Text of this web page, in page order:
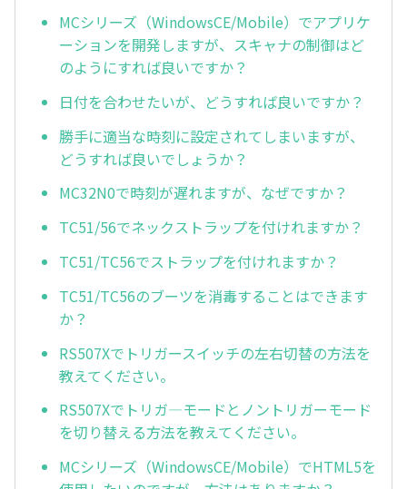
MCシリーズ（WindowsCE/Mobile）でアプリケ
ーションを開発しますが、スキャナの制御はど
のようにすれば良いですか？
日付を合わせたいが、どうすれば良いですか？
勝手に適当な時刻に設定されてしまいますが、
どうすれば良いでしょうか？
MC32N0で時刻が遅れますが、なぜですか？
TC51/56でネックストラップを付けれますか？
TC51/TC56でストラップを付けれますか？
TC51/TC56のブーツを消毒することはできます
か？
RS507Xでトリガースイッチの左右切替の方法を
教えてください。
RS507Xでトリガ—モードとノントリガーモード
を切り替える方法を教えてください。
MCシリーズ（WindowsCE/Mobile）でHTML5を